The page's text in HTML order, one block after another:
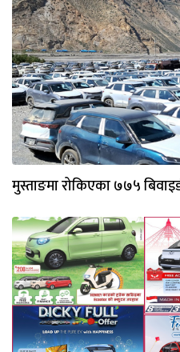
मुस्ताङमा रोकिएका ७७५